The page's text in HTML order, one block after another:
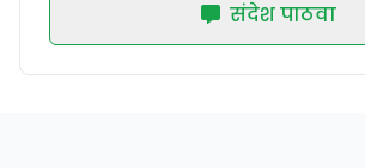
संदेश पाठवा